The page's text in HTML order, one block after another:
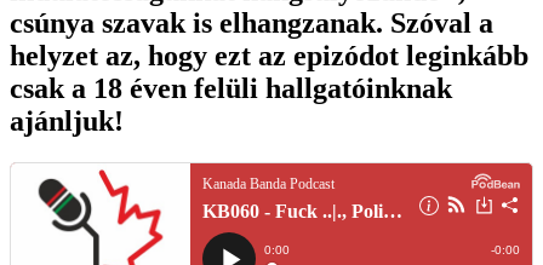
csúnya szavak is elhangzanak. Szóval a
helyzet az, hogy ezt az epizódot leginkább
csak a 18 éven felüli hallgatóinknak
ajánljuk!